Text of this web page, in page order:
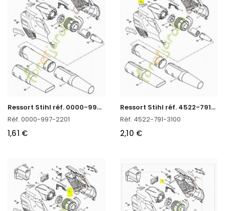
R
essort Stihl réf. 0000-997-2201
Réf. 0000-997-2201
1,61 €
R
essort Stihl réf. 4522-791-3100
Réf. 4522-791-3100
2,10 €